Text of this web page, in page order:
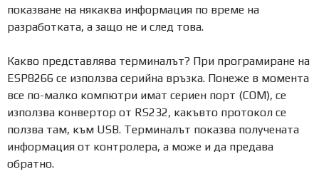
показване на някаква информация по време на
разработката, а защо не и след това.
Какво представлява терминалът? При програмиране на
ESP8266 се използва серийна връзка. Понеже в момента
все по-малко компютри имат сериен порт (COM), се
използва конвертор от RS232, какъвто протокол се
ползва там, към USB. Терминалът показва получената
информация от контролера, а може и да предава
обратно.